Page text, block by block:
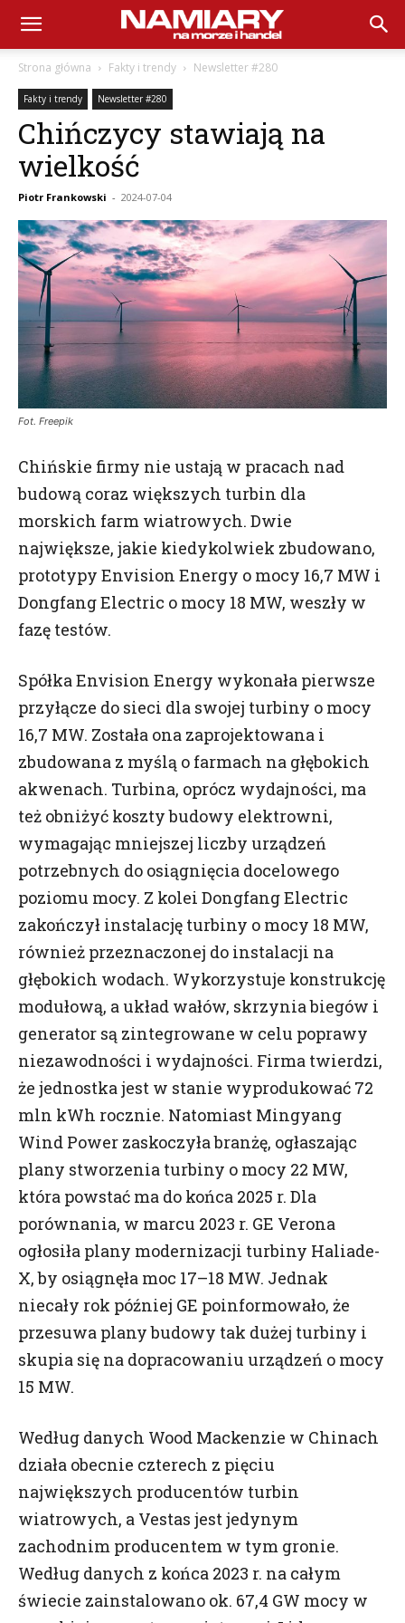
Namiary
Morze
Handel
Strona główna Fakty i trendy Newsletter #280
Fakty i trendy Newsletter #280
Chińczycy stawiają na
wielkość
Piotr Frankowski - 2024-07-04
Fot. Freepik
Chińskie firmy nie ustają w pracach nad
budową coraz większych turbin dla
morskich farm wiatrowych. Dwie
największe, jakie kiedykolwiek zbudowano,
prototypy Envision Energy o mocy 16,7 MW i
Dongfang Electric o mocy 18 MW, weszły w
fazę testów.
Spółka Envision Energy wykonała pierwsze
przyłącze do sieci dla swojej turbiny o mocy
16,7 MW. Została ona zaprojektowana i
zbudowana z myślą o farmach na głębokich
akwenach. Turbina, oprócz wydajności, ma
też obniżyć koszty budowy elektrowni,
wymagając mniejszej liczby urządzeń
potrzebnych do osiągnięcia docelowego
poziomu mocy. Z kolei Dongfang Electric
zakończył instalację turbiny o mocy 18 MW,
również przeznaczonej do instalacji na
głębokich wodach. Wykorzystuje konstrukcję
modułową, a układ wałów, skrzynia biegów i
generator są zintegrowane w celu poprawy
niezawodności i wydajności. Firma twierdzi,
że jednostka jest w stanie wyprodukować 72
mln kWh rocznie. Natomiast Mingyang
Wind Power zaskoczyła branżę, ogłaszając
plany stworzenia turbiny o mocy 22 MW,
która powstać ma do końca 2025 r. Dla
porównania, w marcu 2023 r. GE Verona
ogłosiła plany modernizacji turbiny Haliade-
X, by osiągnęła moc 17–18 MW. Jednak
niecały rok później GE poinformowało, że
przesuwa plany budowy tak dużej turbiny i
skupia się na dopracowaniu urządzeń o mocy
15 MW.
Według danych Wood Mackenzie w Chinach
działa obecnie czterech z pięciu
największych producentów turbin
wiatrowych, a Vestas jest jedynym
zachodnim producentem w tym gronie.
Według danych z końca 2023 r. na całym
świecie zainstalowano ok. 67,4 GW mocy w
Informacja o Twoich danych
Prosimy o zapoznanie się z poniższymi
informacjami oraz wyrażenie zgody poprzez
zaznaczenie pola „zgadzam się”. Pamiętaj, że zawsze
możesz wycofać zgodę.
Drogi użytkowniku,
25 maja 2018 roku weszło w życie Rozporządzenie
Parlamentu Europejskiego i Rady(UE) 2016/679 z
dnia 27 kwietnia 2016 r. w sprawie ochrony osób
fizycznych w związku z przetwarzaniem danych
osobowych i w sprawie swobodnego przepływu
takich danych oraz uchylenia dyrektywy 95/46/WE
określane jako „RODO”, „ORODO”, „GDPR” lub „Ogólne
Rozporządzenie o Ochronie Danych”
W związku z tym informujemy cię o przetwarzaniu
twoich danych oraz zasadach na jakich będzie się to
odbywało po dniu 25 maja 2018 roku.
Jakich danych dotyczy zgoda?
Zgoda dotyczy danych, które są zbierane w ramach
korzystania przez Ciebie ze stron internetowych,
serwisów oraz innych funkcjonalności strony
Kto administruje twoje dane?
Administratorem twoich danych będzie wydawca
dwutygodnika Namiary na Morze i Handel, firma
Namiary Sp. z o.o., którego szczegółowe dane
znajdziesztutajoraz zaufani partnerzy wydawcy.
W związku z powyższym zgadzam się na
profilowanie i przetwarzanie moich danych
osobowych w celach marketingowych,